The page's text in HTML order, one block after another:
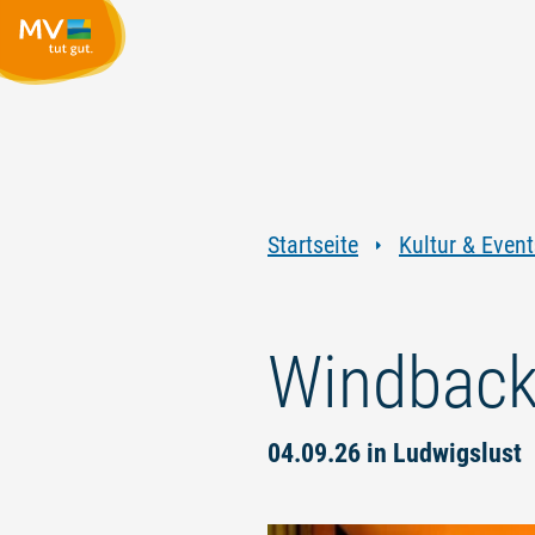
Startseite Kultur &
04.09.26 in Ludwigslust